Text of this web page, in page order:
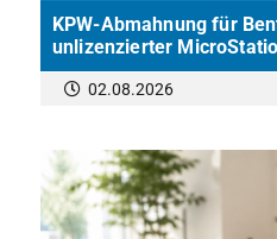
KPW-Abmahnung für
unlizenzierter
02.08.2026